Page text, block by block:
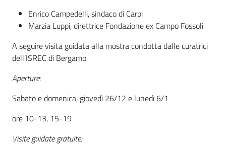
Assemblea
Assemblea
Attività
Enrico Campedelli, sindaco di Carpi
Marzia Luppi, direttrice Fondazione ex Campo Fossoli
A seguire visita guidata alla mostra condotta dalle curatrici
dell’ISREC di Bergamo
Aperture:
Sabato e domenica, giovedì 26/12 e lunedì 6/1
ore 10-13, 15-19
Visite guidate gratuite: